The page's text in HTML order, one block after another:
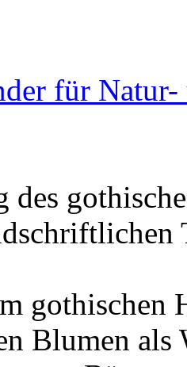
für
des
gothischen
Blumen als